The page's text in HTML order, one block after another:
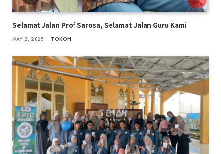
Selamat Jalan Prof Sarosa, Selamat Jalan Guru Kami
MAY 2, 2025 TOKOH